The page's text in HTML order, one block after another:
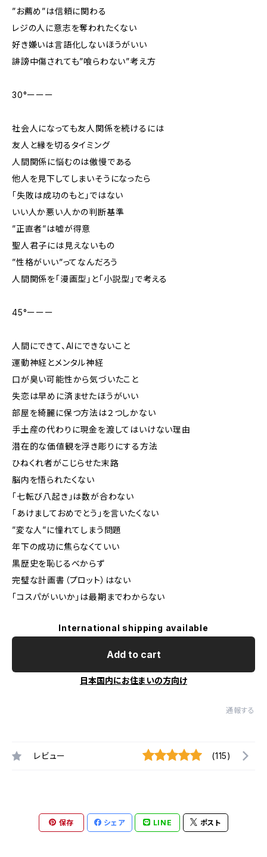
”お薦め”は信頼に関わる
レジの人に意志を奪われたくない
好き嫌いは言語化しないほうがいい
誹謗中傷されても”喰らわない”考え方
30°ーーー
社会人になっても友人関係を続けるには
友人と縁を切るタイミング
人間関係に悩むのは傲慢である
他人を見下してしまいそうになったら
「失敗は成功のもと」ではない
いい人か悪い人かの判断基準
”正直者”は嘘が得意
聖人君子には見えないもの
”性格がいい”ってなんだろう
人間関係を「漫画型」と「小説型」で考える
45°ーーー
人間にできて、AIにできないこと
運動神経とメンタル神経
口が臭い可能性から気づいたこと
失恋は早めに済ませたほうがいい
部屋を綺麗に保つ方法は２つしかない
手土産の代わりに現金を渡してはいけない理由
潜在的な価値観を浮き彫りにする方法
ひねくれ者がこじらせた末路
脳内を悟られたくない
「七転び八起き」は数が合わない
「あけましておめでとう」を言いたくない
”変な人”に憧れてしまう問題
年下の成功に焦らなくていい
黒歴史を恥じるべからず
完璧な計画書（プロット）はない
「コスパがいいか」は最期までわからない
International shipping available
Add to cart
日本国内にお住まいの方向け
通報する
レビュー (115)
保存 シェア LINE ポスト